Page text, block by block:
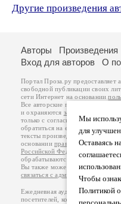
Другие произведения
Мы
для
Оставаясь
Чтобы
Политикой
Авторы Произведения
Вход для авторов
О
Портал Проза.ру предоставляет
свободной публикации своих
сети Интернет на основании
Все авторские права на
и охраняются законом
.
только с согласия его автора, к
обратиться на его авторской
тексты произведений авторы
основанииправил публикациии
Российской Федерации
обрабатываются на основании
Вы также можете посмотреть
связаться с администрацией
Ежедневная аудитория портала
посетителей, которые в общей